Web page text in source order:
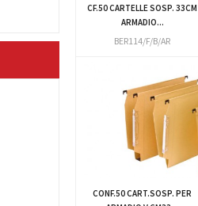
CF.50 CARTELLE SOSP. 33CM
ARMADIO...
BER114/F/B/AR
CONF.50 CART.SOSP. PER